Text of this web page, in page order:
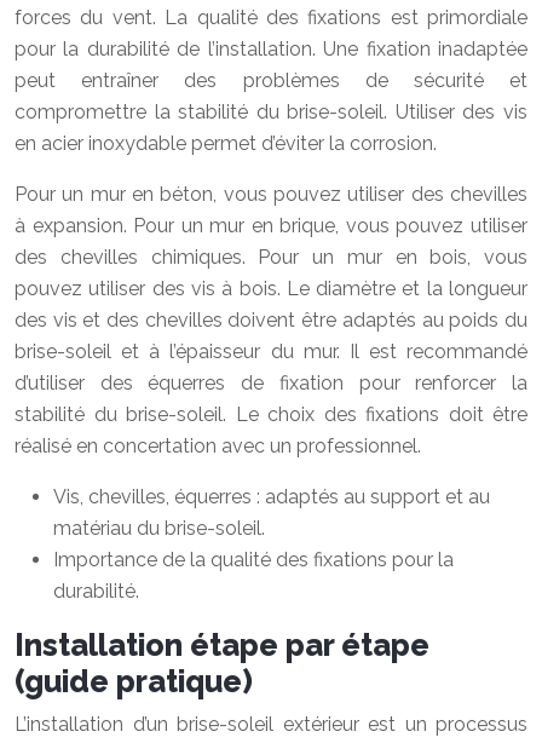
forces du vent. La qualité des fixations est primordiale
pour la durabilité de l’installation. Une fixation inadaptée
peut entraîner des problèmes de sécurité et
compromettre la stabilité du brise-soleil. Utiliser des vis
en acier inoxydable permet d’éviter la corrosion.
Pour un mur en béton, vous pouvez utiliser des chevilles
à expansion. Pour un mur en brique, vous pouvez utiliser
des chevilles chimiques. Pour un mur en bois, vous
pouvez utiliser des vis à bois. Le diamètre et la longueur
des vis et des chevilles doivent être adaptés au poids du
brise-soleil et à l’épaisseur du mur. Il est recommandé
d’utiliser des équerres de fixation pour renforcer la
stabilité du brise-soleil. Le choix des fixations doit être
réalisé en concertation avec un professionnel.
Vis, chevilles, équerres : adaptés au support et au
matériau du brise-soleil.
Importance de la qualité des fixations pour la
durabilité.
Installation étape par étape
(guide pratique)
L’installation d’un brise-soleil extérieur est un processus